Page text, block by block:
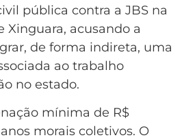
pública contra a JBS na
Xinguara, acusando a
de forma indireta, uma
ao trabalho
no estado.
mínima de R$
morais coletivos. O